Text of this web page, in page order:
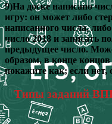
9)На доске написано
игру: он может либо
написанного числа,
число 2018 и записать
предыдущее число.
образом, в конце
покажите как; если нет,
Типы заданий